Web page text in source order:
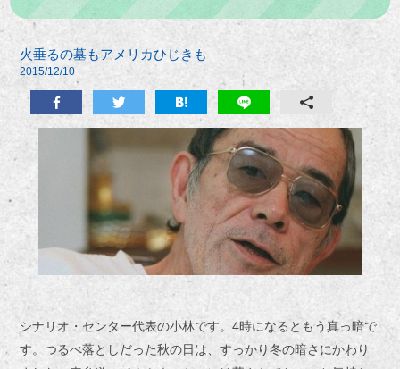
火垂るの墓もアメリカひじきも
2015/12/10
シナリオ・センター代表の小林です。4時になるともう真っ暗で
す。つるべ落としだった秋の日は、すっかり冬の暗さにかわり